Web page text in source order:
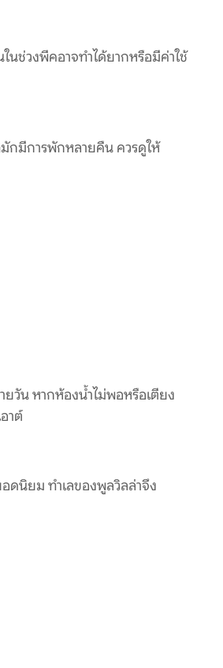
นช่วงพีคอาจทำได้ยากหรือมีค่าใช้
กมีการพักหลายคืน ควรดูให้
วัน หากห้องน้ำไม่พอหรือเตียง
าต์
ดนิยม ทำเลของพูลวิลล่าจึง